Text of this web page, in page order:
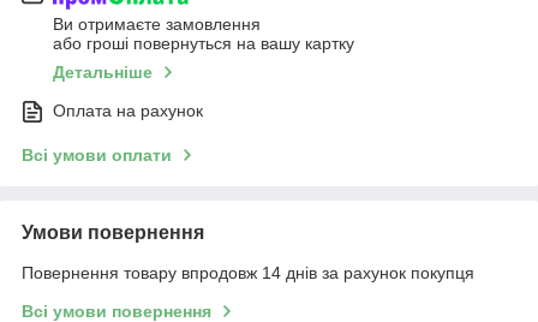
Ви отримаєте замовлення
або гроші повернуться на вашу картку
Детальніше
Оплата на рахунок
Всі умови оплати
Умови повернення
Повернення товару впродовж 14 днів за рахунок покупця
Всі умови повернення